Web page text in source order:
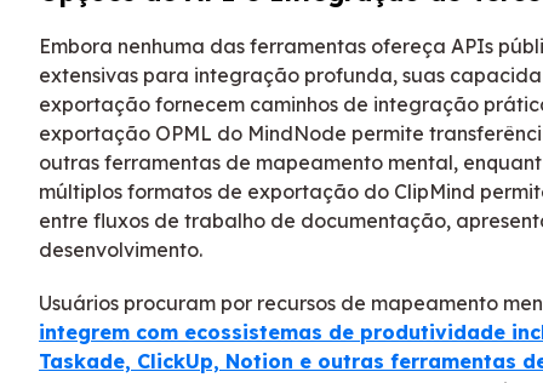
Embora nenhuma das ferramentas ofereça APIs
extensivas para integração profunda, suas
exportação fornecem caminhos de integração
exportação OPML do MindNode permite
outras ferramentas de mapeamento mental,
múltiplos formatos de exportação do ClipMind
entre fluxos de trabalho de documentação,
desenvolvimento.
Usuários procuram por recursos de mapeamento
integrem com ecossistemas de produtividade
Taskade, ClickUp, Notion e outras ferramentas